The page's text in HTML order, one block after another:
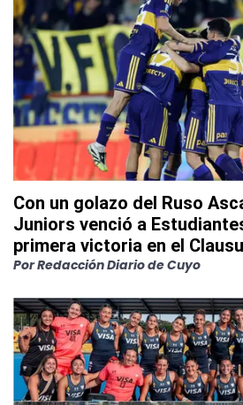
Con un golazo del Ruso
Juniors venció a
primera victoria en el
PorRedacción Diario de Cuyo